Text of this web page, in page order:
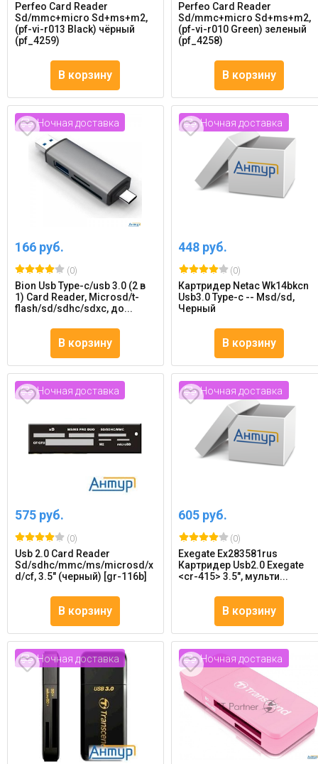
Perfeo Card Reader
Sd/mmc+micro Sd+ms+m2,
(pf-vi-r013 Black) чёрный
(pf_4259)
В корзину
Perfeo Card Reader
Sd/mmc+micro Sd+ms+m2,
(pf-vi-r010 Green) зеленый
(pf_4258)
В корзину
Ночная доставка
166 руб.
(0)
Bion Usb Type-c/usb 3.0 (2 в
1) Card Reader, Microsd/t-
flash/sd/sdhc/sdxc, до...
В корзину
Ночная доставка
448 руб.
(0)
Картридер Netac Wk14bkcn
Usb3.0 Type-c -- Msd/sd,
Черный
В корзину
Ночная доставка
575 руб.
(0)
Usb 2.0 Card Reader
Sd/sdhc/mmc/ms/microsd/x
d/cf, 3.5" (черный) [gr-116b]
В корзину
Ночная доставка
605 руб.
(0)
Exegate Ex283581rus
Картридер Usb2.0 Exegate
<cr-415> 3.5", мульти...
В корзину
Ночная доставка Ночная доставка